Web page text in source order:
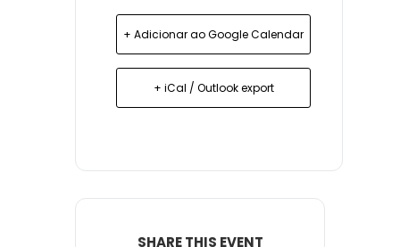
+ Adicionar ao Google Calendar
+ iCal / Outlook export
SHARE THIS EVENT